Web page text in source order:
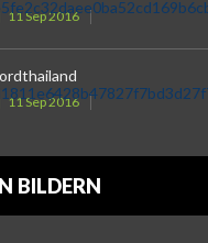
11 Sep 2016
11 Sep 2016
BILDERN